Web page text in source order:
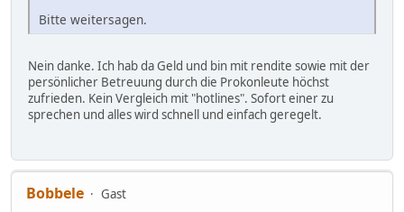
Bitte weitersagen.
Nein danke. Ich hab da Geld und bin mit rendite sowie mit der
persönlicher Betreuung durch die Prokonleute höchst
zufrieden. Kein Vergleich mit "hotlines". Sofort einer zu
sprechen und alles wird schnell und einfach geregelt.
Bobbele
Gast